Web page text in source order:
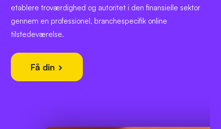
etablere troværdighed og autoritet i den finansielle sektor
gennem en professionel, branchespecifik online
tilstedeværelse.
Få din